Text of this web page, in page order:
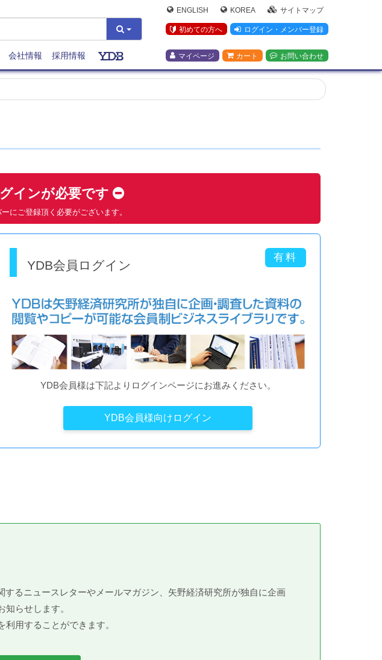
ENGLISH KOREA サイトマップ
初めての方へ ログイン・メンバー登録
マイページ カート お問い合わせ
会社情報 採用情報
インが必要です
にご登録頂く必要がございます。
YDB会員ログイン
YDB会員様は下記よりログインページにお進みください。
YDB会員様向けログイン
るニュースレターやメールマガジン、矢野経済研究所が独自に企画
らせします。
用することができます。